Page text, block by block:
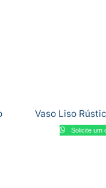
Vaso Liso
Solicite um